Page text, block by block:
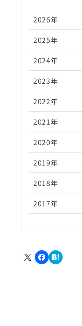
2026年
2026年8月
2026年7月
2026年6月
2026年5月
2026年4月
2026年3月
2026年2月
2026年1月
2025年
2025年12月
2025年11月
2025年10月
2025年9月
2025年8月
2025年7月
2025年6月
2025年5月
2025年2月
2024年
2024年12月
2024年11月
2024年10月
2024年9月
2024年8月
2024年7月
2024年6月
2024年3月
2023年
2023年12月
2023年11月
2023年10月
2023年9月
2023年8月
2023年7月
2023年4月
2022年
2022年12月
2022年11月
2022年10月
2022年9月
2022年8月
2022年5月
2021年
2021年12月
2021年11月
2021年10月
2021年9月
2021年6月
2020年
2020年12月
2020年11月
2020年10月
2020年7月
2019年
2019年12月
2019年11月
2019年8月
2018年
2018年12月
2018年9月
2017年
2017年10月